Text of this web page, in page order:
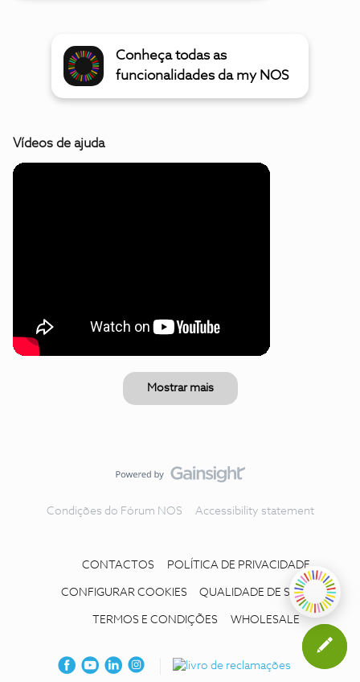
Conheça todas as
funcionalidades da my NOS
Vídeos de ajuda
Mostrar mais
Condições do Fórum NOS Accessibility statement
CONTACTOS POLÍTICA DE PRIVACIDADE
CONFIGURAR COOKIES QUALIDADE DE SERVIÇO
TERMOS E CONDIÇÕES WHOLESALE